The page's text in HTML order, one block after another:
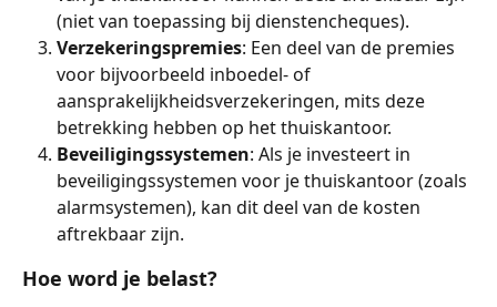
(niet van toepassing bij dienstencheques).
Verzekeringspremies: Een deel van de premies
voor bijvoorbeeld inboedel- of
aansprakelijkheidsverzekeringen, mits deze
betrekking hebben op het thuiskantoor.
Beveiligingssystemen: Als je investeert in
beveiligingssystemen voor je thuiskantoor (zoals
alarmsystemen), kan dit deel van de kosten
aftrekbaar zijn.
Hoe word je belast?